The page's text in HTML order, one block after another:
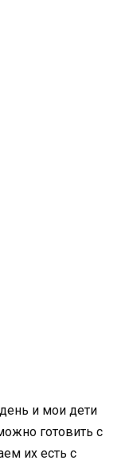
и мои дети
готовить с
их есть с